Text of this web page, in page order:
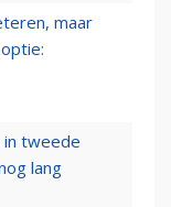
maar
in tweede
lang